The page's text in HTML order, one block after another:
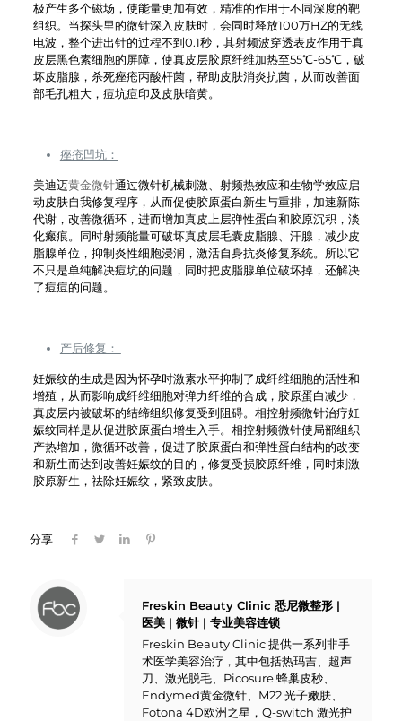
极产生多个磁场，使能量更加有效，精准的作用于不同深度的靶
组织。当探头里的微针深入皮肤时，会同时释放100万HZ的无线
电波，整个进出针的过程不到0.1秒，其射频波穿透表皮作用于真
皮层黑色素细胞的屏障，使真皮层胶原纤维加热至55℃-65℃，破
坏皮脂腺，杀死痤疮丙酸杆菌，帮助皮肤消炎抗菌，从而改善面
部毛孔粗大，痘坑痘印及皮肤暗黄。
痤疮凹坑：
美迪迈黄金微针通过微针机械刺激、射频热效应和生物学效应启
动皮肤自我修复程序，从而促使胶原蛋白新生与重排，加速新陈
代谢，改善微循环，进而增加真皮上层弹性蛋白和胶原沉积，淡
化瘢痕。同时射频能量可破坏真皮层毛囊皮脂腺、汗腺，减少皮
脂腺单位，抑制炎性细胞浸润，激活自身抗炎修复系统。所以它
不只是单纯解决痘坑的问题，同时把皮脂腺单位破坏掉，还解决
了痘痘的问题。
产后修复：
妊娠纹的生成是因为怀孕时激素水平抑制了成纤维细胞的活性和
增殖，从而影响成纤维细胞对弹力纤维的合成，胶原蛋白减少，
真皮层内被破坏的结缔组织修复受到阻碍。相控射频微针治疗妊
娠纹同样是从促进胶原蛋白增生入手。相控射频微针使局部组织
产热增加，微循环改善，促进了胶原蛋白和弹性蛋白结构的改变
和新生而达到改善妊娠纹的目的，修复受损胶原纤维，同时刺激
胶原新生，祛除妊娠纹，紧致皮肤。
分享
Freskin Beauty Clinic 悉尼微整形 |
医美 | 微针 | 专业美容连锁
Freskin Beauty Clinic 提供一系列非手
术医学美容治疗，其中包括热玛吉、超声
刀、激光脱毛、Picosure 蜂巢皮秒、
Endymed黄金微针、M22 光子嫩肤、
Fotona 4D欧洲之星，Q-switch 激光护